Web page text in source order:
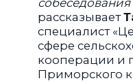
рассказывает
специалист
сфере
кооперации и
Приморского